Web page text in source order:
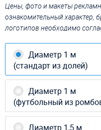
Цены, фото и макеты
ознакомительный характер,
логотипов необходимо
Диаметр 1 м
(стандарт из долей)
Диаметр 1 м
(футбольный из
Диаметр 1,5 м